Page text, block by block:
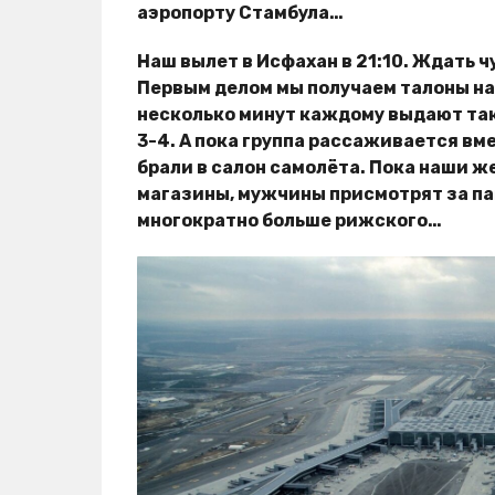
аэропорту Стамбула…
Наш вылет в Исфахан в 21:10. Ждать
Первым делом мы получаем талоны
несколько минут каждому выдают
3-4. А пока группа рассаживается
брали в салон самолёта. Пока наши
магазины, мужчины присмотрят за
многократно больше рижского…